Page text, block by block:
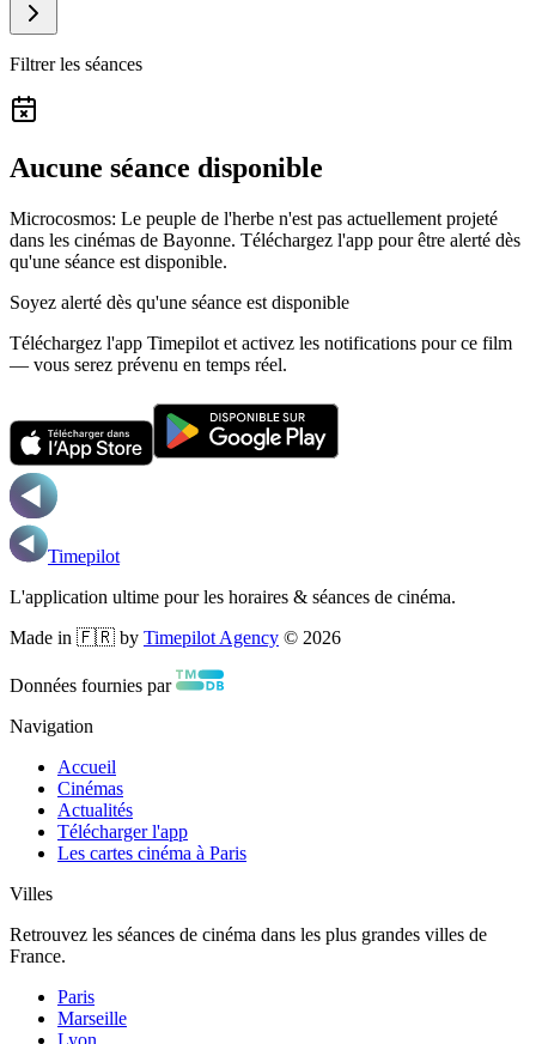
Filtrer les séances
Aucune séance disponible
Microcosmos: Le peuple de l'herbe n'est pas actuellement projeté
dans les cinémas de Bayonne. Téléchargez l'app pour être alerté dès
qu'une séance est disponible.
Soyez alerté dès qu'une séance est disponible
Téléchargez l'app Timepilot et activez les notifications pour ce film
— vous serez prévenu en temps réel.
Timepilot
L'application ultime pour les horaires & séances de cinéma.
Made in 🇫🇷 by Timepilot Agency © 2026
Données fournies par
Navigation
Accueil
Cinémas
Actualités
Télécharger l'app
Les cartes cinéma à Paris
Villes
Retrouvez les séances de cinéma dans les plus grandes villes de
France.
Paris
Marseille
Lyon